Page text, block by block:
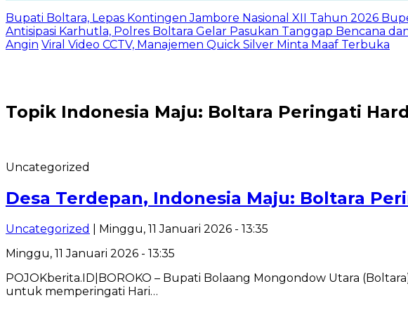
Bupati Boltara, Lepas Kontingen Jambore Nasional XII Tahun 2026
Antisipasi Karhutla, Polres Boltara Gelar Pasukan Tanggap Bencana
Angin Viral Video CCTV, Manajemen Quick Silver Minta Maaf Terbuka
Topik Indonesia Maju: Boltara Peringati
Uncategorized
Desa Terdepan, Indonesia Maju: Boltara
Uncategorized
| Minggu, 11 Januari 2026 - 13:35
Minggu, 11 Januari 2026 - 13:35
POJOKberita.ID|BOROKO – Bupati Bolaang Mongondow Utara
untuk memperingati Hari…